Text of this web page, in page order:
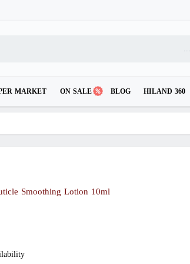
MARKET ON SALE BLOG HILAND 360
Smoothing Lotion 10ml